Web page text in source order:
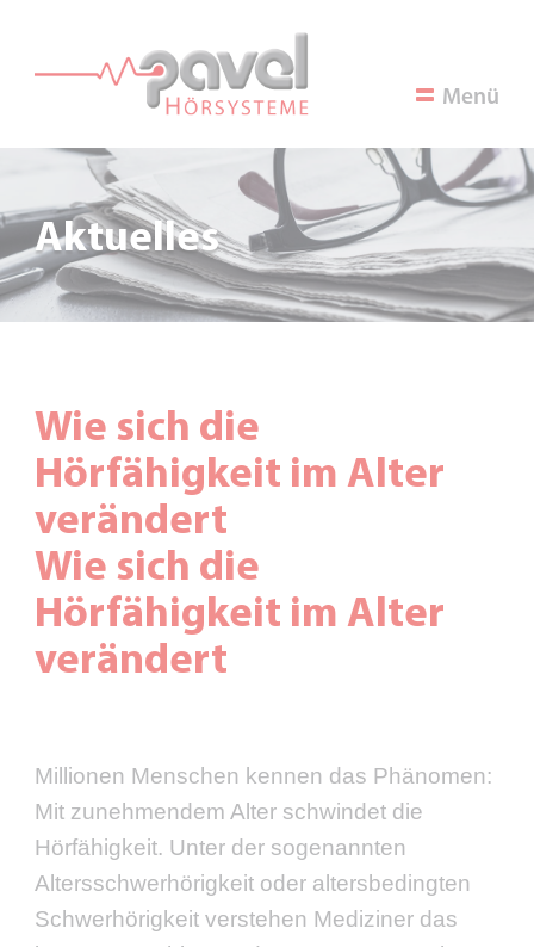
Menü
Aktuelles
Wie sich die
Hörfähigkeit im Alter
verändert
Wie sich die
Hörfähigkeit im Alter
verändert
Millionen Menschen kennen das Phänomen:
Mit zunehmendem Alter schwindet die
Hörfähigkeit. Unter der sogenannten
Altersschwerhörigkeit oder altersbedingten
Schwerhörigkeit verstehen Mediziner das